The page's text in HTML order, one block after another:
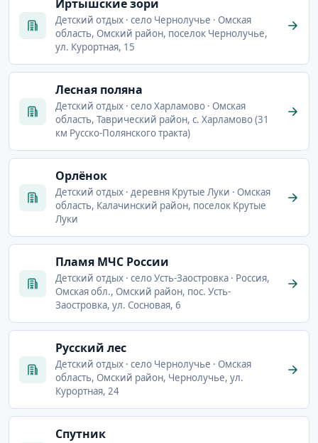
Иртышские зори
Детский отдых · село Чернолучье · Омская
область, Омский район, поселок Чернолучье,
ул. Курортная, 15
Лесная поляна
Детский отдых · село Харламово · Омская
область, Таврический район, с. Харламово (31
км Русско-Полянского тракта)
Орлёнок
Детский отдых · деревня Крутые Луки · Омская
область, Калачинский район, поселок Крутые
Луки
Пламя МЧС России
Детский отдых · село Усть-Заостровка · Россия,
Омская обл., Омский район, пос. Усть-
Заостровка, ул. Сосновая, 6
Русский лес
Детский отдых · село Чернолучье · Омская
область, Омский район, Чернолучье, ул.
Курортная, 24
Спутник